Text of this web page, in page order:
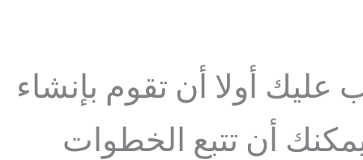
أولا أن تقوم بإنشاء
أن تتبع الخطوات